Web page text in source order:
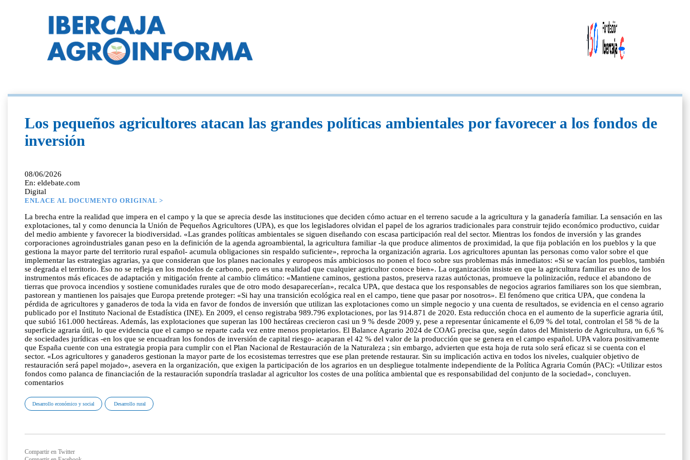
Los pequeños agricultores atacan las grandes políticas ambientales por favorecer a los fondos de
inversión
08/06/2026
En: eldebate.com
Digital
ENLACE AL DOCUMENTO ORIGINAL >
La brecha entre la realidad que impera en el campo y la que se aprecia desde las instituciones que deciden cómo actuar en el terreno sacude a la agricultura y la ganadería familiar. La sensación en las
explotaciones, tal y como denuncia la Unión de Pequeños Agricultores (UPA), es que los legisladores olvidan el papel de los agrarios tradicionales para construir tejido económico productivo, cuidar
del medio ambiente y favorecer la biodiversidad. «Las grandes políticas ambientales se siguen diseñando con escasa participación real del sector. Mientras los fondos de inversión y las grandes
corporaciones agroindustriales ganan peso en la definición de la agenda agroambiental, la agricultura familiar -la que produce alimentos de proximidad, la que fija población en los pueblos y la que
gestiona la mayor parte del territorio rural español- acumula obligaciones sin respaldo suficiente», reprocha la organización agraria. Los agricultores apuntan las personas como valor sobre el que
implementar las estrategias agrarias, ya que consideran que los planes nacionales y europeos más ambiciosos no ponen el foco sobre sus problemas más inmediatos: «Si se vacían los pueblos, también
se degrada el territorio. Eso no se refleja en los modelos de carbono, pero es una realidad que cualquier agricultor conoce bien». La organización insiste en que la agricultura familiar es uno de los
instrumentos más eficaces de adaptación y mitigación frente al cambio climático: «Mantiene caminos, gestiona pastos, preserva razas autóctonas, promueve la polinización, reduce el abandono de
tierras que provoca incendios y sostiene comunidades rurales que de otro modo desaparecerían», recalca UPA, que destaca que los responsables de negocios agrarios familiares son los que siembran,
pastorean y mantienen los paisajes que Europa pretende proteger: «Si hay una transición ecológica real en el campo, tiene que pasar por nosotros». El fenómeno que critica UPA, que condena la
pérdida de agricultores y ganaderos de toda la vida en favor de fondos de inversión que utilizan las explotaciones como un simple negocio y una cuenta de resultados, se evidencia en el censo agrario
publicado por el Instituto Nacional de Estadística (INE). En 2009, el censo registraba 989.796 explotaciones, por las 914.871 de 2020. Esta reducción choca en el aumento de la superficie agraria útil,
que subió 161.000 hectáreas. Además, las explotaciones que superan las 100 hectáreas crecieron casi un 9 % desde 2009 y, pese a representar únicamente el 6,09 % del total, controlan el 58 % de la
superficie agraria útil, lo que evidencia que el campo se reparte cada vez entre menos propietarios. El Balance Agrario 2024 de COAG precisa que, según datos del Ministerio de Agricultura, un 6,6 %
de sociedades jurídicas -en los que se encuadran los fondos de inversión de capital riesgo- acaparan el 42 % del valor de la producción que se genera en el campo español. UPA valora positivamente
que España cuente con una estrategia propia para cumplir con el Plan Nacional de Restauración de la Naturaleza ; sin embargo, advierten que esta hoja de ruta solo será eficaz si se cuenta con el
sector. «Los agricultores y ganaderos gestionan la mayor parte de los ecosistemas terrestres que ese plan pretende restaurar. Sin su implicación activa en todos los niveles, cualquier objetivo de
restauración será papel mojado», asevera en la organización, que exigen la participación de los agrarios en un despliegue totalmente independiente de la Política Agraria Común (PAC): «Utilizar estos
fondos como palanca de financiación de la restauración supondría trasladar al agricultor los costes de una política ambiental que es responsabilidad del conjunto de la sociedad», concluyen.
comentarios
Desarrollo económico y social Desarrollo rural
Compartir en Twitter